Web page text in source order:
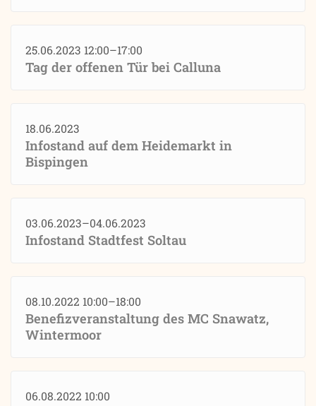
25.06.2023 12:00–17:00
Tag der offenen Tür bei Calluna
18.06.2023
Infostand auf dem Heidemarkt in
Bispingen
03.06.2023–04.06.2023
Infostand Stadtfest Soltau
08.10.2022 10:00–18:00
Benefizveranstaltung des MC Snawatz,
Wintermoor
06.08.2022 10:00